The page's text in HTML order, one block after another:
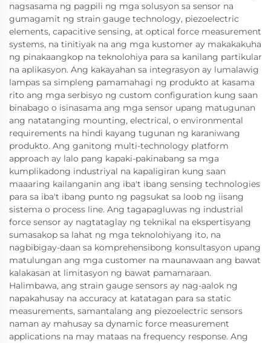
nagsasama ng pagpili ng mga solusyon sa sensor na
gumagamit ng strain gauge technology, piezoelectric
elements, capacitive sensing, at optical force measurement
systems, na tinitiyak na ang mga kustomer ay makakakuha
ng pinakaangkop na teknolohiya para sa kanilang partikular
na aplikasyon. Ang kakayahan sa integrasyon ay lumalawig
lampas sa simpleng pamamahagi ng produkto at kasama
rito ang mga serbisyo ng custom configuration kung saan
binabago o isinasama ang mga sensor upang matugunan
ang natatanging mounting, electrical, o environmental
requirements na hindi kayang tugunan ng karaniwang
produkto. Ang ganitong multi-technology platform
approach ay lalo pang kapaki-pakinabang sa mga
kumplikadong industriyal na kapaligiran kung saan
maaaring kailanganin ang iba't ibang sensing technologies
para sa iba't ibang punto ng pagsukat sa loob ng iisang
sistema o process line. Ang tagapagluwas ng industrial
force sensor ay nagtataglay ng teknikal na ekspertisyang
sumasakop sa lahat ng mga teknolohiyang ito, na
nagbibigay-daan sa komprehensibong konsultasyon upang
matulungan ang mga customer na maunawaan ang bawat
kalakasan at limitasyon ng bawat pamamaraan.
Halimbawa, ang strain gauge sensors ay nag-aalok ng
napakahusay na accuracy at katatagan para sa static
measurements, samantalang ang piezoelectric sensors
naman ay mahusay sa dynamic force measurement
applications na may mataas na frequency response. Ang